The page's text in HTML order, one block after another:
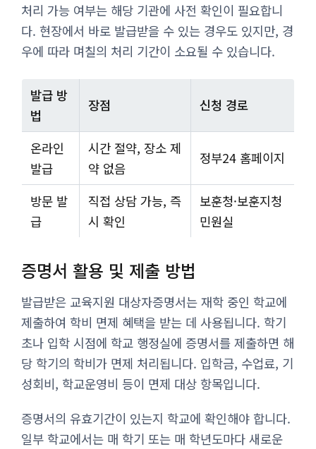
처리 가능 여부는 해당 기관에 사전 확인이 필요합니
다. 현장에서 바로 발급받을 수 있는 경우도 있지만, 경
우에 따라 며칠의 처리 기간이 소요될 수 있습니다.
발급 방
법
장점 신청 경로
온라인
발급
시간 절약, 장소 제
약 없음
정부24 홈페이지
방문 발
급
직접 상담 가능, 즉
시 확인
보훈청·보훈지청
민원실
증명서 활용 및 제출 방법
발급받은 교육지원 대상자증명서는 재학 중인 학교에
제출하여 학비 면제 혜택을 받는 데 사용됩니다. 학기
초나 입학 시점에 학교 행정실에 증명서를 제출하면 해
당 학기의 학비가 면제 처리됩니다. 입학금, 수업료, 기
성회비, 학교운영비 등이 면제 대상 항목입니다.
증명서의 유효기간이 있는지 학교에 확인해야 합니다.
일부 학교에서는 매 학기 또는 매 학년도마다 새로운